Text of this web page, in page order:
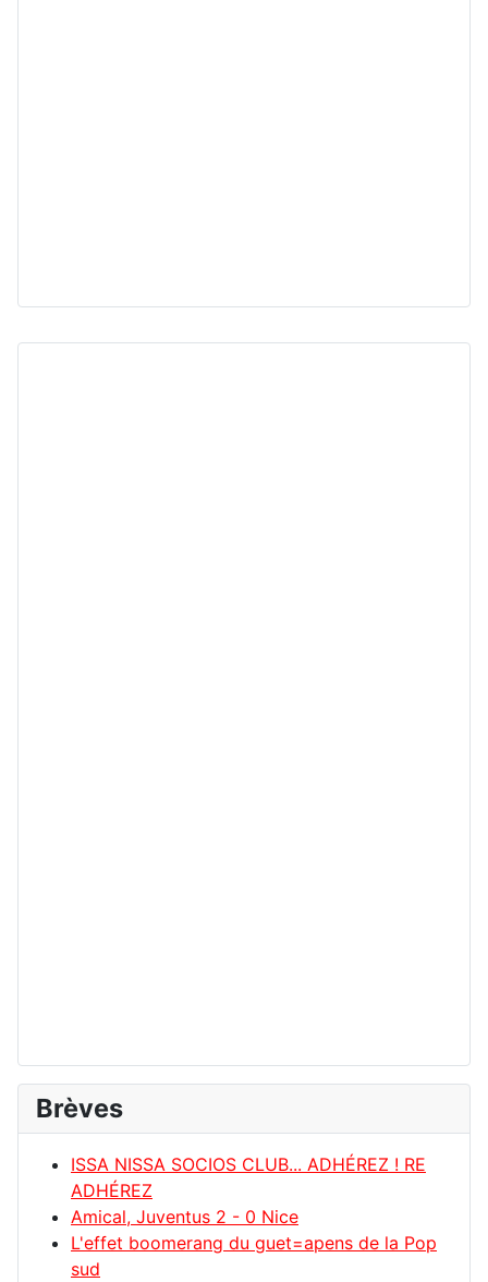
Brèves
ISSA NISSA SOCIOS CLUB... ADHÉREZ ! RE
ADHÉREZ
Amical, Juventus 2 - 0 Nice
L'effet boomerang du guet=apens de la Pop
sud